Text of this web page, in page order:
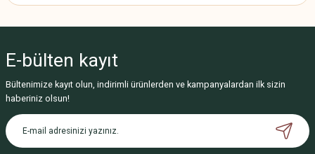
E-bülten kayıt
Bültenimize kayıt olun, indirimli ürünlerden ve kampanyalardan ilk sizin
haberiniz olsun!